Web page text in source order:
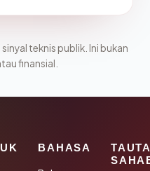
teknis publik. Ini bukan
finansial.
BAHASA